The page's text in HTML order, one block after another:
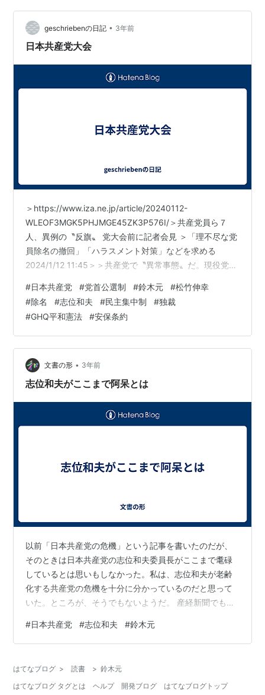
での茶番政党代表氏の代表質問はとても「怖かった」。
youtu.be とても迫力のある「声色」であり、政権与党・
各国務大臣…
geschriebenの日記 • 3年前
日本共産党大会
＞https://www.iza.ne.jp/article/20240112-
WLEOF3MGK5PHJMGE45ZK3P576I/＞共産党員ら７
人、異例の〝反旗〟 党大会前に記者会見 ＞「理不尽な党
員除名の撤回」「ハラスメント対策」などを求める
2024/1/12 11:45＞＞共産党で〝異常事態〟だ。現役党員
な党員除名の撤回や、ハラスメント対策などを求めた。
＞＞共産党では上意下達の「民主集中制」を重んじ、党
員同士の連携は「分派活動」と見なされるという。＞会
見では、２３年続く志位和夫委員長の「長期政権」にも
疑問が呈された。＞一般党員が公の場…
#日本共産党 #党首公選制 #鈴木元 #松竹伸幸
#除名 #志位和夫 #民主集中制 #独裁
#GHQ平和憲法 #安保条約
文書の形 • 3年前
志位和夫がここまで阿呆とは
以前「日本共産党の危機」という記事を書いたのだが、
そのときは日本共産党の志位和夫委員長がここまで耄碌
しているとは思いもしなかった。私は、志位和夫が老齢
化する共産党の危機を十分に分かっているのだと思って
いた。ところが、そうでもないようだ。 産経新聞でも取
ている第８回中央委員会総会 志位委員長の幹部会報告で
は、 「『長すぎるのが問題』という批判は、２０２０年
批判であり、２１年総選挙いらいの反共攻撃のなかで支
配勢力から意図的に持ち込まれた議論だということを指
#日本共産党 #志位和夫 #鈴木元
はてなブログ > 読書 > 鈴木元
はてなブログ タグとは
ヘルプ 開発ブログ はてなブログトップ